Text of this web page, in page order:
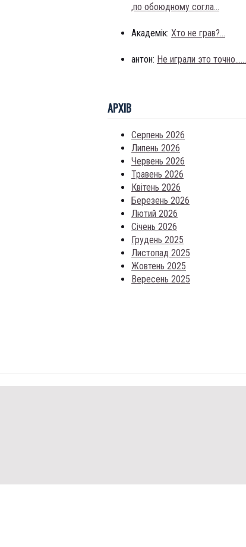
,по обоюдному согла...
Академік: Хто не грав?...
антон: Не играли это точно......
АРХIВ
Серпень 2026
Липень 2026
Червень 2026
Травень 2026
Квітень 2026
Березень 2026
Лютий 2026
Січень 2026
Грудень 2025
Листопад 2025
Жовтень 2025
Вересень 2025